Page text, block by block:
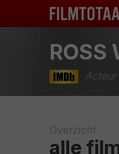
ROSS
Acteur
Overzicht
alle